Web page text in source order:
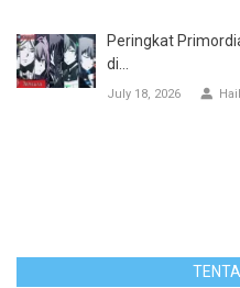
Peringkat
di...
July 18, 2026